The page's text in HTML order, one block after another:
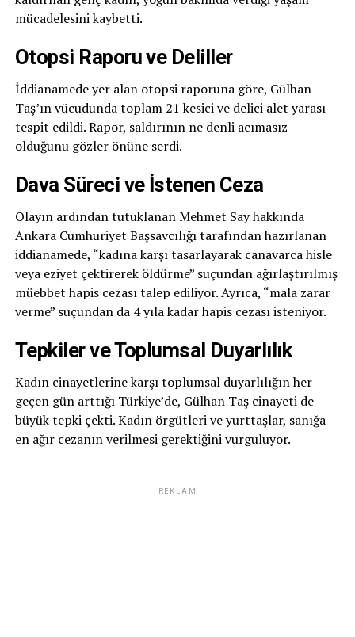
mücadelesini kaybetti.
Otopsi Raporu ve Deliller
İddianamede yer alan otopsi raporuna göre, Gülhan
Taş’ın vücudunda toplam 21 kesici ve delici alet yarası
tespit edildi. Rapor, saldırının ne denli acımasız
olduğunu gözler önüne serdi.
Dava Süreci ve İstenen Ceza
Olayın ardından tutuklanan Mehmet Say hakkında
Ankara Cumhuriyet Başsavcılığı tarafından hazırlanan
iddianamede, “kadına karşı tasarlayarak canavarca hisle
veya eziyet çektirerek öldürme” suçundan ağırlaştırılmış
müebbet hapis cezası talep ediliyor. Ayrıca, “mala zarar
verme” suçundan da 4 yıla kadar hapis cezası isteniyor.
Tepkiler ve Toplumsal Duyarlılık
Kadın cinayetlerine karşı toplumsal duyarlılığın her
geçen gün arttığı Türkiye’de, Gülhan Taş cinayeti de
büyük tepki çekti. Kadın örgütleri ve yurttaşlar, sanığa
en ağır cezanın verilmesi gerektiğini vurguluyor.
REKLAM